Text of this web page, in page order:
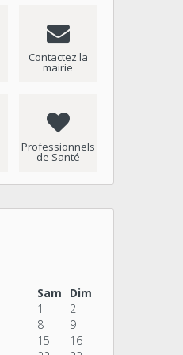
Contactez la
mairie
Professionnels
de Santé
Sam
Dim
1
2
8
9
15
16